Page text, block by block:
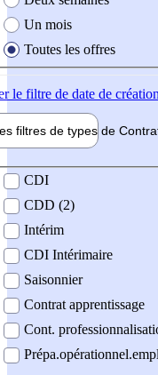
Un mois
Toutes les offres
le filtre de date de
filtres de types de
contrat
CDI
CDD (2)
Intérim
CDI Intérimaire
Saisonnier
Contrat apprentissage
Cont.